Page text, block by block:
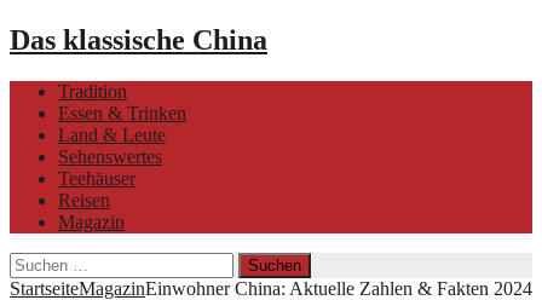
Das klassische China
Tradition
Essen & Trinken
Land & Leute
Sehenswertes
Teehäuser
Reisen
Magazin
Suchen
nach:
StartseiteMagazinEinwohner China: Aktuelle Zahlen & Fakten 2024